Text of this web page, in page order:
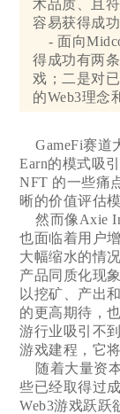
术品质、且
容易获得成功
- 面向
得成功有两
戏；二是对
的Web3理念
GameFi赛道
Earn的模式吸
NFT 的一些痛
晰的价值评估模
然而像Axie
也面临着用户
大幅缩水的情
产品同质化现
以挖矿、产出
的更高期待，
游行业吸引不
游戏建程，它
随着大量资本
些已经取得过
Web3游戏跃跃